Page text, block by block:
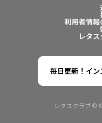
利用者情
レタ
毎日更新！イン
レタスクラブ ©